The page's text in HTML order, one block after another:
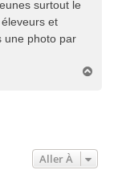
surtout le
et
une photo par
Aller À